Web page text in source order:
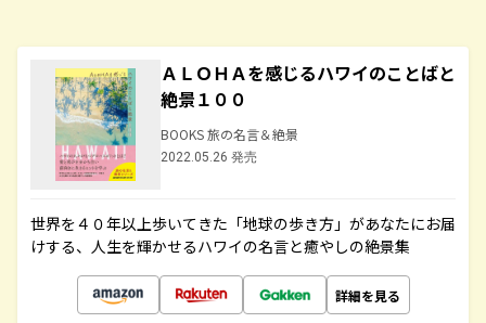
ＡＬＯＨＡを感じるハワイのことばと
絶景１００
BOOKS 旅の名言＆絶景
2022.05.26 発売
世界を４０年以上歩いてきた「地球の歩き方」があなたにお届
けする、人生を輝かせるハワイの名言と癒やしの絶景集
詳細を見る